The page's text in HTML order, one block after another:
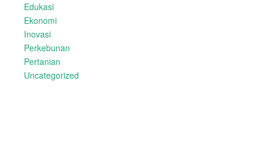
Edukasi
Ekonomi
Inovasi
Perkebunan
Pertanian
Uncategorized